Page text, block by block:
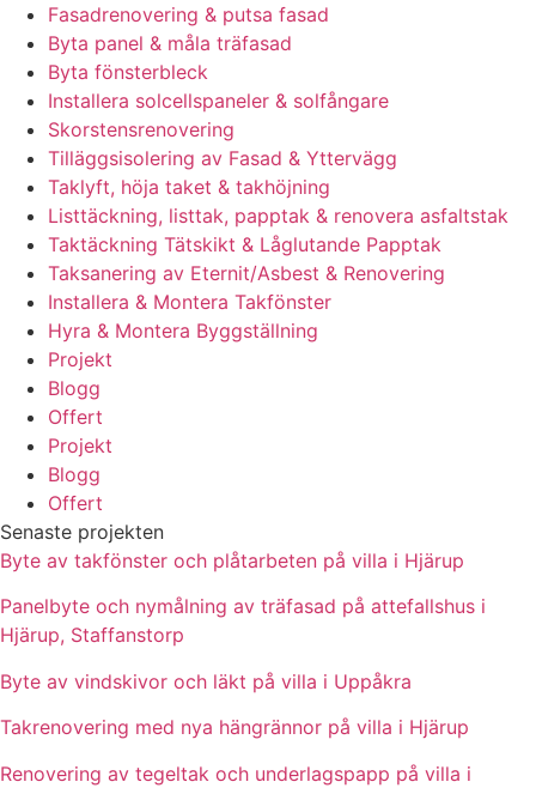
Fasadrenovering & putsa fasad
Byta panel & måla träfasad
Byta fönsterbleck
Installera solcellspaneler & solfångare
Skorstensrenovering
Tilläggsisolering av Fasad & Yttervägg
Taklyft, höja taket & takhöjning
Listtäckning, listtak, papptak & renovera asfaltstak
Taktäckning Tätskikt & Låglutande Papptak
Taksanering av Eternit/Asbest & Renovering
Installera & Montera Takfönster
Hyra & Montera Byggställning
Projekt
Blogg
Offert
Projekt
Blogg
Offert
Senaste projekten
Byte av takfönster och plåtarbeten på villa i Hjärup
Panelbyte och nymålning av träfasad på attefallshus i
Hjärup, Staffanstorp
Byte av vindskivor och läkt på villa i Uppåkra
Takrenovering med nya hängrännor på villa i Hjärup
Renovering av tegeltak och underlagspapp på villa i